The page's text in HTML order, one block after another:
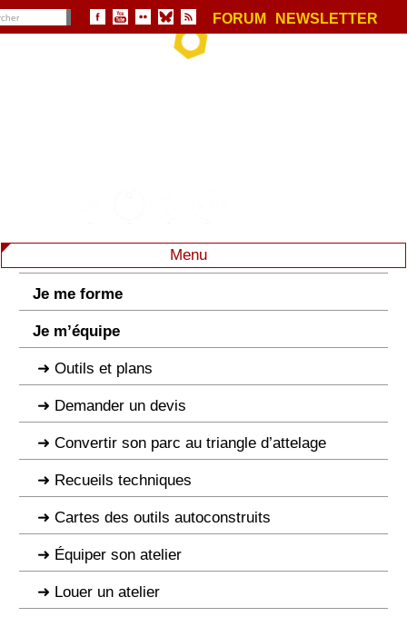
FORUM NEWSLETTER
Menu
Je me forme
Je m’équipe
Outils et plans
Demander un devis
Convertir son parc au triangle d’attelage
Recueils techniques
Cartes des outils autoconstruits
Équiper son atelier
Louer un atelier